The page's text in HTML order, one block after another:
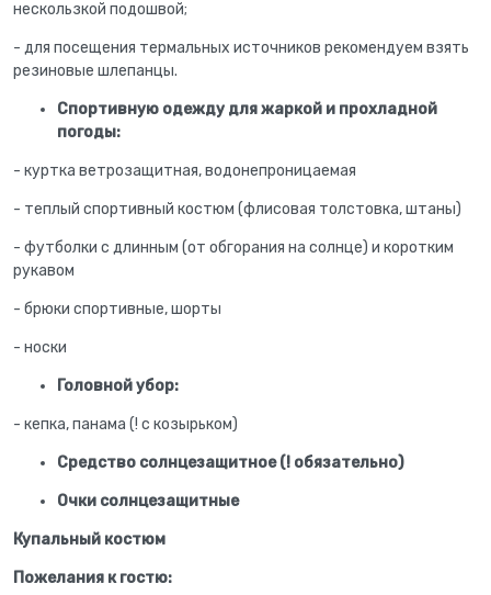
нескользкой подошвой;
- для посещения термальных источников рекомендуем взять
резиновые шлепанцы.
Спортивную одежду для жаркой и прохладной
погоды:
- куртка ветрозащитная, водонепроницаемая
- теплый спортивный костюм (флисовая толстовка, штаны)
- футболки с длинным (от обгорания на солнце) и коротким
рукавом
- брюки спортивные, шорты
- носки
Головной убор:
- кепка, панама (! с козырьком)
Средство солнцезащитное (! обязательно)
Очки солнцезащитные
Купальный костюм
Пожелания к гостю: